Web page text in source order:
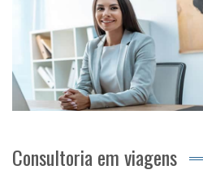
Consultoria em viagens